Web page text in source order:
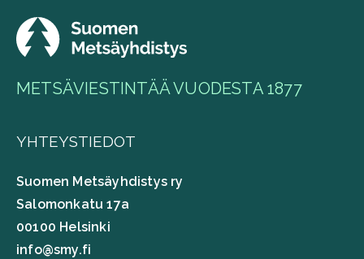
METSÄVIESTINTÄÄ VUODESTA 1877
YHTEYSTIEDOT
Suomen Metsäyhdistys ry
Salomonkatu 17a
00100 Helsinki
info@smy.fi